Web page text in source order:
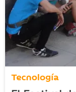
Tecnología